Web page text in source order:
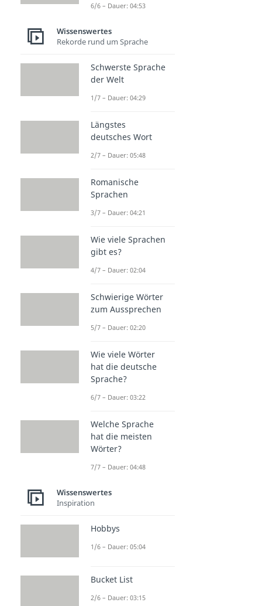
6/6 – Dauer: 04:53
Wissenswertes
Rekorde rund um Sprache
Schwerste Sprache
der Welt
1/7 – Dauer: 04:29
Längstes
deutsches Wort
2/7 – Dauer: 05:48
Romanische
Sprachen
3/7 – Dauer: 04:21
Wie viele Sprachen
gibt es?
4/7 – Dauer: 02:04
Schwierige Wörter
zum Aussprechen
5/7 – Dauer: 02:20
Wie viele Wörter
hat die deutsche
Sprache?
6/7 – Dauer: 03:22
Welche Sprache
hat die meisten
Wörter?
7/7 – Dauer: 04:48
Wissenswertes
Inspiration
Hobbys
1/6 – Dauer: 05:04
Bucket List
2/6 – Dauer: 03:15